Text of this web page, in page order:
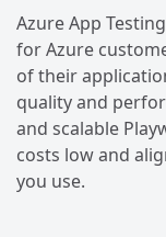
Azure App
for Azure
of their
quality and
and scalable
costs low and
you use.